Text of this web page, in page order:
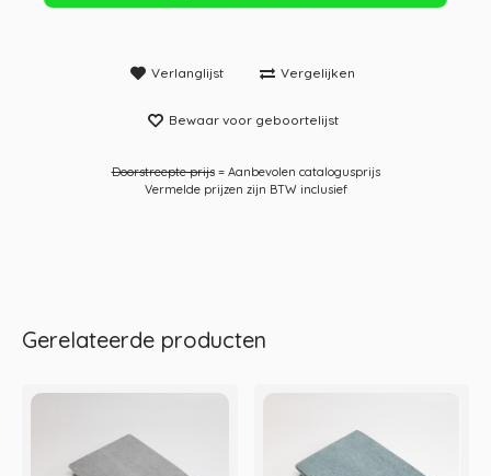
Verlanglijst Vergelijken
Bewaar voor geboortelijst
Doorstreepte prijs= Aanbevolen catalogusprijs
Vermelde prijzen zijn BTW inclusief
Gerelateerde producten